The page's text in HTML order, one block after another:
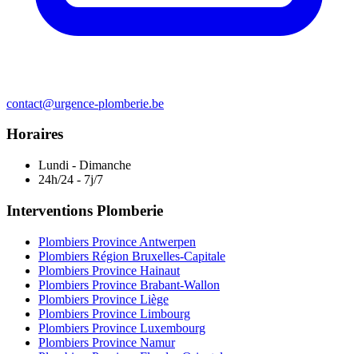
contact@urgence-plomberie.be
Horaires
Lundi - Dimanche
24h/24 - 7j/7
Interventions Plomberie
Plombiers Province Antwerpen
Plombiers Région Bruxelles-Capitale
Plombiers Province Hainaut
Plombiers Province Brabant-Wallon
Plombiers Province Liège
Plombiers Province Limbourg
Plombiers Province Luxembourg
Plombiers Province Namur